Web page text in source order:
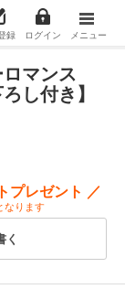
録 ログイン メニュー
マンス
し付き】
プレゼント ／
なります
く